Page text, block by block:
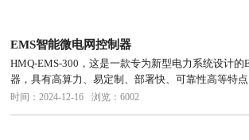
EMS智能微电网控制器
HMQ-EMS-300，这是一款专为新型电力系统设计的
器，具有高算力、易定制、部署快、可靠性高等特
慧大脑”，系统控制核心及数据交互枢纽。通过灵活
时间：2024-12-16 浏览：6002